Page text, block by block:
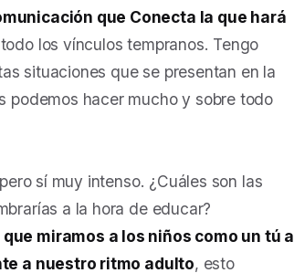
que Conecta la que hará
los vínculos tempranos. Tengo
situaciones que se presentan en la
podemos hacer mucho y sobre todo
sí muy intenso. ¿Cuáles son las
a la hora de educar?
miramos a los niños como un tú a
a nuestro ritmo adulto, esto